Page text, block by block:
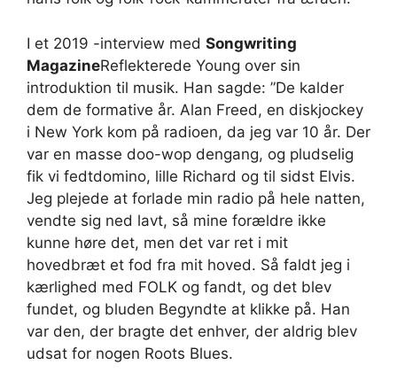
I et 2019 -interview med Songwriting
MagazineReflekterede Young over sin
introduktion til musik. Han sagde: ”De kalder
dem de formative år. Alan Freed, en diskjockey
i New York kom på radioen, da jeg var 10 år. Der
var en masse doo-wop dengang, og pludselig
fik vi fedtdomino, lille Richard og til sidst Elvis.
Jeg plejede at forlade min radio på hele natten,
vendte sig ned lavt, så mine forældre ikke
kunne høre det, men det var ret i mit
hovedbræt et fod fra mit hoved. Så faldt jeg i
kærlighed med FOLK og fandt, og det blev
fundet, og bluden Begyndte at klikke på. Han
var den, der bragte det enhver, der aldrig blev
udsat for nogen Roots Blues.